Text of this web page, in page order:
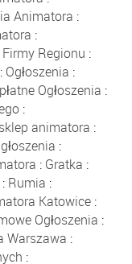
Animatora :
:
Firmy Regionu :
Ogłoszenia :
Ogłoszenia :
:
sklep animatora :
:
: Gratka :
: Rumia :
Katowice :
Ogłoszenia :
Warszawa :
: